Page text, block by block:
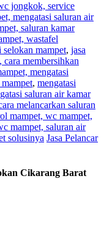
jongkok, service
mengatasi saluran air
saluran kamar
wastafel
selokan mampet, jasa
membersihkan
mengatasi
, mengatasi
saluran air kamar
melancarkan saluran
mampet, wc mampet,
mampet, saluran air
solusinya Jasa Pelancar
Cikarang Barat